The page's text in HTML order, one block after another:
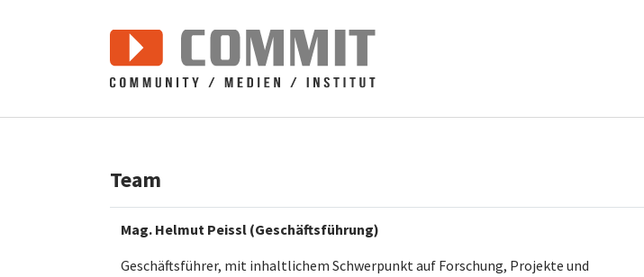
Team
Mag. Helmut Peissl (Geschäftsführung)
Geschäftsführer, mit inhaltlichem Schwerpunkt auf Forschung, Projekte und